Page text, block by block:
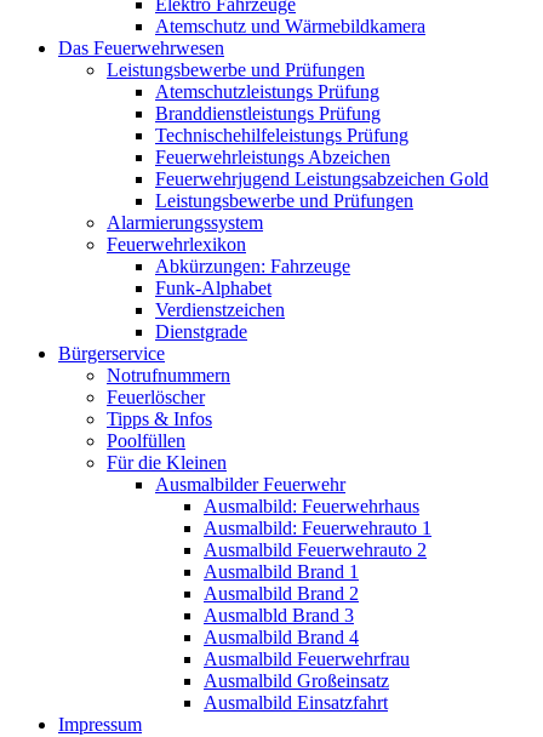
Elektro Fahrzeuge
Atemschutz und Wärmebildkamera
Das Feuerwehrwesen
Leistungsbewerbe und Prüfungen
Atemschutzleistungs Prüfung
Branddienstleistungs Prüfung
Technischehilfeleistungs Prüfung
Feuerwehrleistungs Abzeichen
Feuerwehrjugend Leistungsabzeichen Gold
Leistungsbewerbe und Prüfungen
Alarmierungssystem
Feuerwehrlexikon
Abkürzungen: Fahrzeuge
Funk-Alphabet
Verdienstzeichen
Dienstgrade
Bürgerservice
Notrufnummern
Feuerlöscher
Tipps & Infos
Poolfüllen
Für die Kleinen
Ausmalbilder Feuerwehr
Ausmalbild: Feuerwehrhaus
Ausmalbild: Feuerwehrauto 1
Ausmalbild Feuerwehrauto 2
Ausmalbild Brand 1
Ausmalbild Brand 2
Ausmalbld Brand 3
Ausmalbild Brand 4
Ausmalbild Feuerwehrfrau
Ausmalbild Großeinsatz
Ausmalbild Einsatzfahrt
Impressum